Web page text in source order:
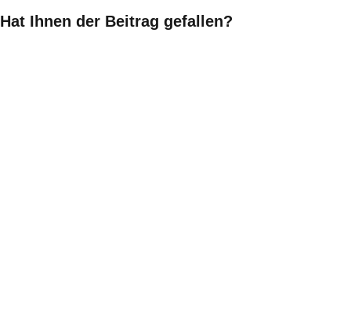
Hat Ihnen der Beitrag gefallen?